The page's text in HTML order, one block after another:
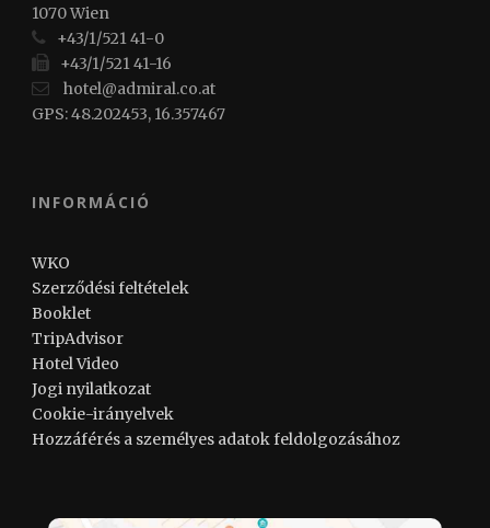
1070 Wien
+43/1/521 41-0
+43/1/521 41-16
hotel@admiral.co.at
GPS: 48.202453, 16.357467
INFORMÁCIÓ
WKO
Szerződési feltételek
Booklet
TripAdvisor
Hotel Video
Jogi nyilatkozat
Cookie-irányelvek
Hozzáférés a személyes adatok feldolgozásához